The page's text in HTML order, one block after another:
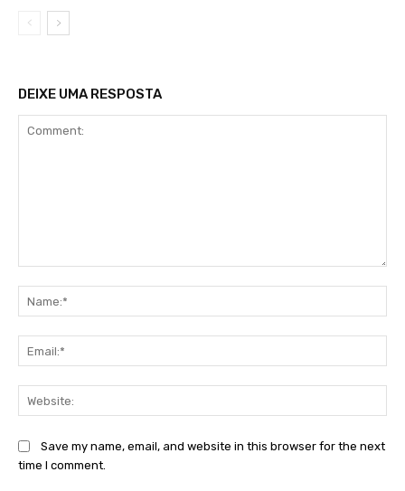
DEIXE UMA RESPOSTA
Save my name, email, and website in this browser for the next
time I comment.